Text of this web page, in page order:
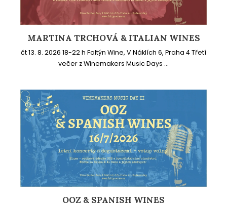
MARTINA TRCHOVÁ & ITALIAN WINES
čt 13. 8. 2026 18-22 h Foltýn Wine, V Náklích 6, Praha 4 Třetí
večer z Winemakers Music Days ...
OOZ & SPANISH WINES